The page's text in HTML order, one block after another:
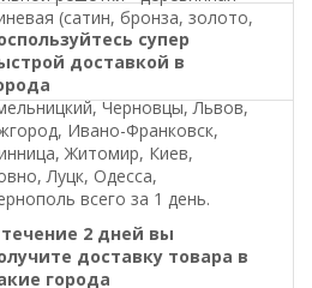
(сатин, бронза, золото,
супер
доставкой в
Черновцы, Львов,
Ивано-Франковск,
Житомир, Киев,
Луцк, Одесса,
всего за 1 день.
2 дней вы
доставку товара в
города